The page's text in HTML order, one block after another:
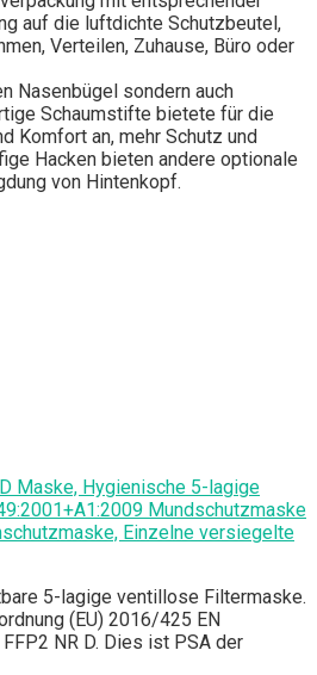
auf die luftdichte Schutzbeutel,
Verteilen, Zuhause, Büro oder
Nasenbügel sondern auch
Schaumstifte bietete für die
Komfort an, mehr Schutz und
Hacken bieten andere optionale
von Hintenkopf.
Maske, Hygienische 5-lagige
Mundschutzmaske
Einzelne versiegelte
5-lagige ventillose Filtermaske.
(EU) 2016/425 EN
NR D. Dies ist PSA der